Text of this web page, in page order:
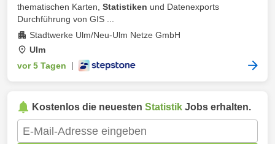
thematischen Karten, Statistiken und Datenexports
Durchführung von GIS ...
Stadtwerke Ulm/Neu-Ulm Netze GmbH
Ulm
vor 5 Tagen
Kostenlos die neuesten Statistik Jobs erhalten.